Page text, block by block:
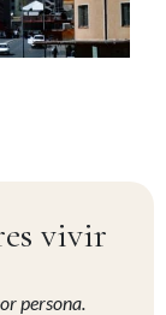
vivir
persona.